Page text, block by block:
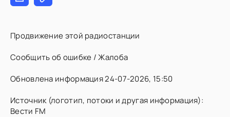
Продвижение этой радиостанции
Сообщить об ошибке / Жалоба
Обновлена информация 24-07-2026, 15:50
Источник (логотип, потоки и другая информация):
Вести FM